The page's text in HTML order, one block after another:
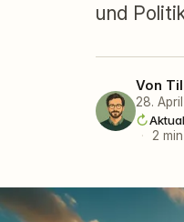
und
Von
28.
·
2